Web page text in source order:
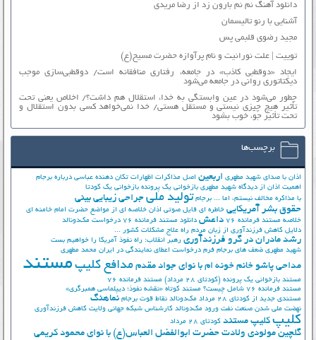
دانلود آهنگ نم نم بارون زد از رضا مریدی
آشنایی با رنو تالیسمان
مجید رضوی قلبمی پس
توییت | علت نورانیت و نام پرآوازه حضرت مسیح(ع)
ایجاد «دوقطبی کاذب» در جامعه، رفتاری منافقانه است/ دوقطبی‌سازی موجب
دیکتاتوری روانی در جامعه می‌شود
چطور می‌شود در عین وابستگی به خدا، استقلال هم داشت؟/ اخلاص یعنی تحت
تأثیر هیچ چیزی نیستی و مستقل هستی/ خدا نمی‌خواهد کسی بدون استقلال و
تحت تأثیر جوّ، خوب بشود
برچسب‌ها
اذان با صدای شهید مطهری اربعین اصل مذاکرات اظهارات تکان دهنده عباسی درباره برجام
اهمیت اذان از دیدگاه شهید مطهری بازخوانی یک پرونده بازخوانی یک کودتا
با مذاکره مخالف نیستم، اما ... برجام تولید ملی جراحی زیبایی بینی
حقوق بشر آمریکایی خاطره ای فایل صوتی اذان خلاصه ای از مواضع حضرت امام خامنه ای
خلاصه مستند فرمانده 76
داعش دانلود مستند فرمانده 76
درخواست مک‌دونالد
دلایل کاهش فرزندآوری از زبان مردم راه علاج مشکلات کشور ...
رشد مادران در گرو فرزندآوری رهبر انقلاب: راه نفوذ آمریکا را خواهیم بست
شهید مطهری ضعف های برجام فرم درخواست اعطای نمایندگی در ایران محمد مطهری
مداحی پاشو خانم خونه ام با نوای جواد مقدم مدافع کلیپ مستند
مستند بازخوانی یک پرونده (کودتای 28 مرداد)
مستند فرمانده 76
مستند فرمانده 76 شامل چیست؟
مستند کوتاه «نقشه نفوذ؛ دیپلماسی همبرگری»
مستندی جدید از کودتای 28 مرداد
مک‌دونالد نقاط قوت برجام نماهنگ
نهضت ملي شدن صنعت نفت ورود مک‌دونالد کارشناس شبکه جهانی ولایت کاهش فرزندآوری
کلیپ کلیپ مستند کودتای 28 مرداد
گلچین مولودی ولادت حضرت ابوالفضل العباس(ع) با نوای محمود کریمی